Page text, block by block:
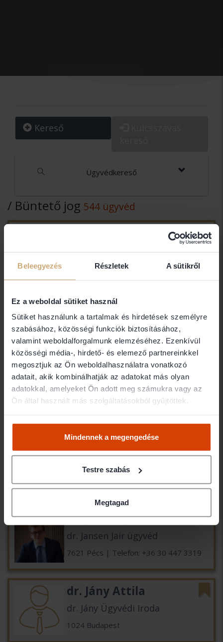
Beleegyezés Részletek A sütikről
Ez a weboldal sütiket használ
Sütiket használunk a tartalmak és hirdetések személyre
szabásához, közösségi funkciók biztosításához,
valamint weboldalforgalmunk elemzéséhez. Ezenkívül
közösségi média-, hirdető- és elemező partnereinkkel
megosztjuk az Ön weboldalhasználatra vonatkozó
adatait, akik kombinálhatják az adatokat más olyan
adatokkal, amelyeket Ön adott meg számukra vagy az
Ön által használt más szolgáltatásokból gyűjtöttek.
Mindennek a megengedése
Testre szabás
Megtagad
Kereső
Ügyvédkereső
/ Büntető jog 544 ügyvéd
Dr. Incze Gergely egyéni ügyvéd
1022 Budapest
Dr. Iván Katalin
Dr. Iván Katalin Ügyvédi Iroda
6300 Kalocsa
Dr. Jakab Mónika
Dr. Jakab Mónika egyéni ügyvéd
Dr. Janklovics Tibor
Ügyvéd
1111 Budapest
dr. Jansen Jair
dr. Jansen Jair ügyvéd
7621 Pécs | Telefon: +36 30 447 3319
dr. Jány Attila
dr. Jány Ügyvédi Iroda
1024 Budapest